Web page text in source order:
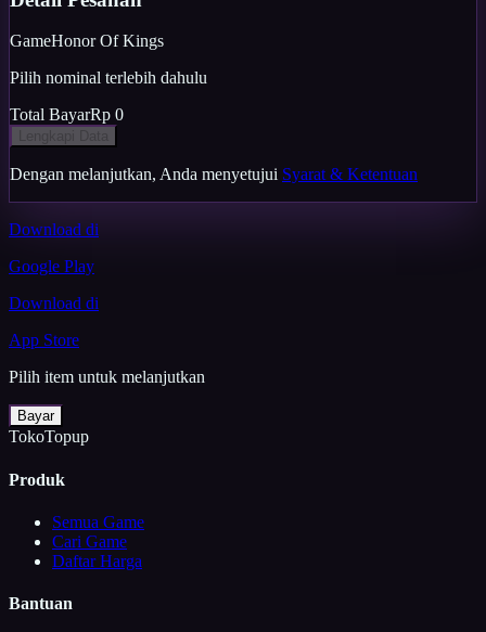
GameHonor Of Kings
Pilih nominal terlebih dahulu
Total BayarRp 0
Dengan melanjutkan, Anda menyetujui Syarat & Ketentuan
Download di
Google Play
Download di
App Store
Pilih item untuk melanjutkan
Bayar
TokoTopup
Produk
Semua Game
Cari Game
Daftar Harga
Bantuan